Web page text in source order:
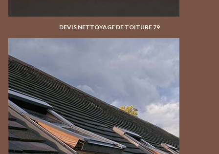
DEVIS NETTOYAGE DE TOITURE 79